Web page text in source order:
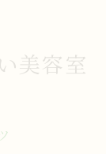
美容室